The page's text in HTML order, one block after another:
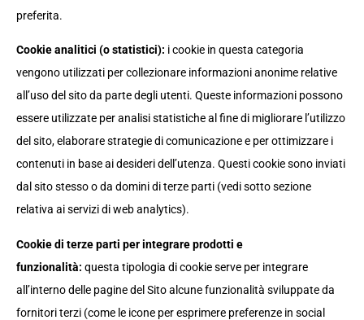
preferita.
Cookie analitici (o statistici): i cookie in questa categoria
vengono utilizzati per collezionare informazioni anonime relative
all’uso del sito da parte degli utenti. Queste informazioni possono
essere utilizzate per analisi statistiche al fine di migliorare l’utilizzo
del sito, elaborare strategie di comunicazione e per ottimizzare i
contenuti in base ai desideri dell’utenza. Questi cookie sono inviati
dal sito stesso o da domini di terze parti (vedi sotto sezione
relativa ai servizi di web analytics).
Cookie di terze parti per integrare prodotti e
funzionalità: questa tipologia di cookie serve per integrare
all’interno delle pagine del Sito alcune funzionalità sviluppate da
fornitori terzi (come le icone per esprimere preferenze in social